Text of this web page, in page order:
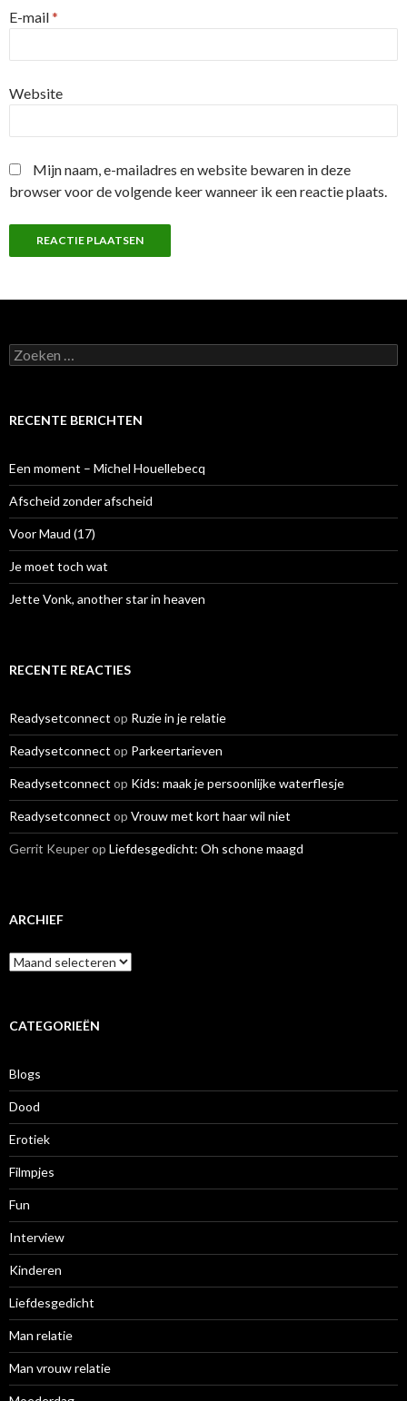
E-mail*
Website
Mijn naam, e-mailadres en website bewaren in deze
browser voor de volgende keer wanneer ik een reactie plaats.
Z
o
e
a
a
r
:
RECENTE BERICHTEN
Een moment – Michel Houellebecq
Afscheid zonder afscheid
Voor Maud (17)
Je moet toch wat
Jette Vonk, another star in heaven
RECENTE REACTIES
Readysetconnect op Ruzie in je relatie
Readysetconnect op Parkeertarieven
Readysetconnect op Kids: maak je persoonlijke waterflesje
Readysetconnect op Vrouw met kort haar wil niet
Gerrit Keuperop Liefdesgedicht: Oh schone maagd
ARCHIEF
A
r
iCATEGORIEËN
Blogs
Dood
Erotiek
Filmpjes
Fun
Interview
Kinderen
Liefdesgedicht
Man relatie
Man vrouw relatie